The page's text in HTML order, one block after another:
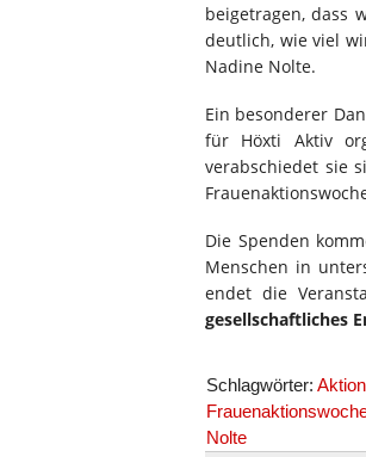
beigetragen, dass
deutlich, wie viel
Nadine Nolte.
Ein besonderer
für Höxti Aktiv
verabschiedet sie
Die Spenden
Menschen in
endet die
gesellschaftliches
Schlagwörter:
Nolte